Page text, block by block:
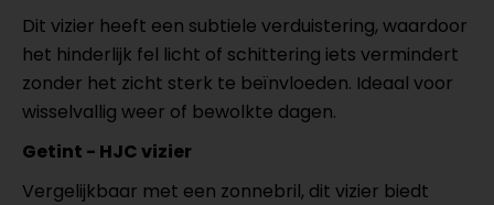
Dit vizier heeft een subtiele verduistering, waardoor
het hinderlijk fel licht of schittering iets vermindert
zonder het zicht sterk te beïnvloeden. Ideaal voor
wisselvallig weer of bewolkte dagen.
Getint - HJC vizier
Vergelijkbaar met een zonnebril, dit vizier biedt